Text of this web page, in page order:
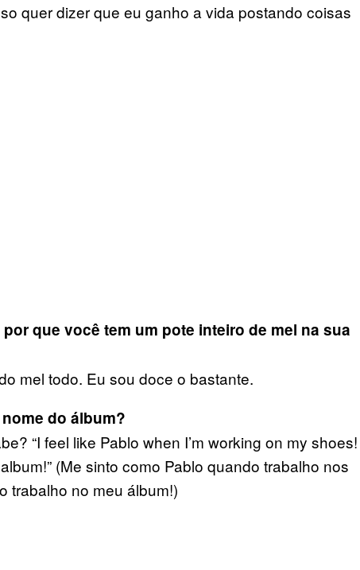
quer dizer que eu ganho a vida postando coisas
que você tem um pote inteiro de mel na sua
mel todo. Eu sou doce o bastante.
do álbum?
“I feel like Pablo when I’m working on my shoes!
(Me sinto como Pablo quando trabalho nos
trabalho no meu álbum!)